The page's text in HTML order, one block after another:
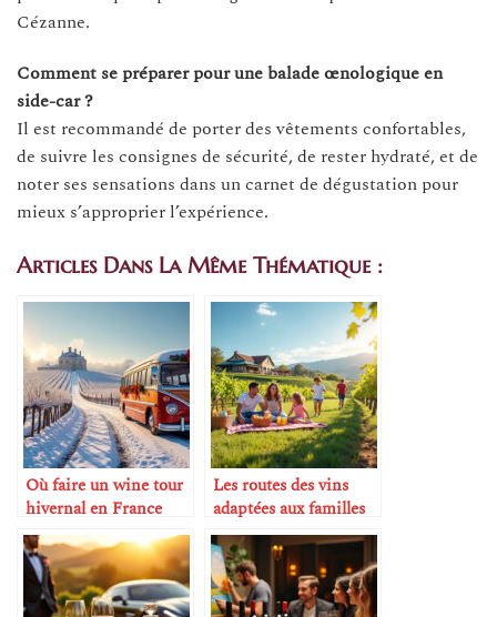
Cézanne.
Comment se préparer pour une balade œnologique en
side-car ?
Il est recommandé de porter des vêtements confortables,
de suivre les consignes de sécurité, de rester hydraté, et de
noter ses sensations dans un carnet de dégustation pour
mieux s’approprier l’expérience.
Articles Dans La Même Thématique :
Où faire un wine tour
hivernal en France
Les routes des vins
adaptées aux familles
avec enfants